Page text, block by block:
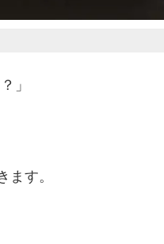
」
す。